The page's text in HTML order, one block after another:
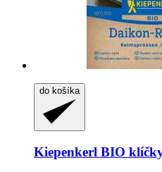
do košíka
Kiepenkerl BIO